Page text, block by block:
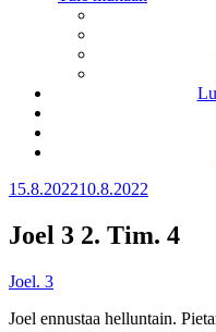
Julkaistu
15.8.202210.8.2022
Joel 3 2. Tim. 4
Joel. 3
Joel ennustaa helluntain.